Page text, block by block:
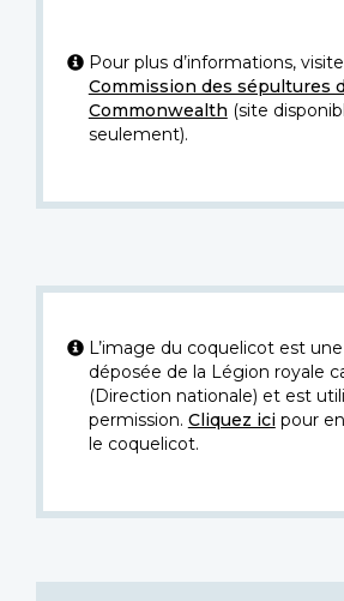
Pour plus d’informations,
Commission des sépultures
Commonwealth (site
seulement).
L’image du coquelicot est
déposée de la Légion royale
(Direction nationale) et est
permission. Cliquez icipour
le coquelicot.